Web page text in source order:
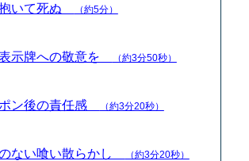
いて死ぬ （約5分）
示牌への敬意を （約3分50秒）
ン後の責任感 （約3分20秒）
ない喰い散らかし （約3分20秒）